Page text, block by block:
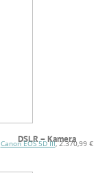
DSLR –Kamera
Canon EOS 5D III, 2.370,99 €